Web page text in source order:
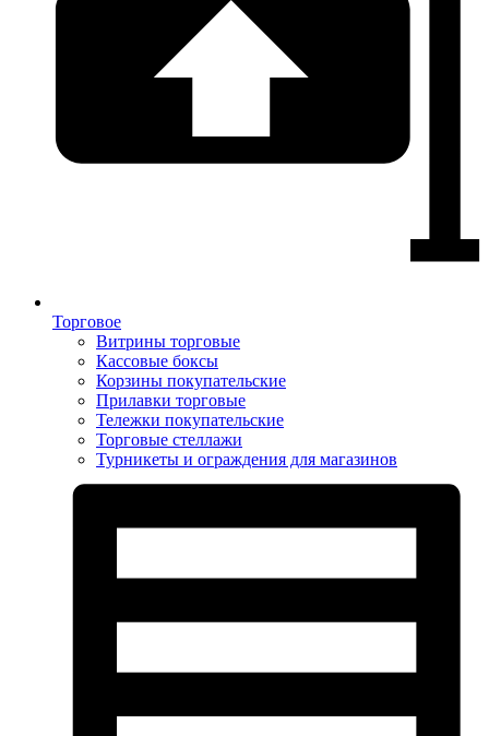
Торговое
Витрины торговые
Кассовые боксы
Корзины покупательские
Прилавки торговые
Тележки покупательские
Торговые стеллажи
Турникеты и ограждения для магазинов